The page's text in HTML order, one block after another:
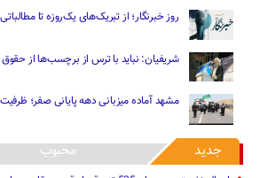
روز خبرنگار؛ از تبریک‌های یک‌روزه تا
شریفیان: نباید با ترس از برچسب‌ها از
مشهد آماده میزبانی دهه پایانی صفر؛ ظرفیت اسکان 1.2
جدید محبوب